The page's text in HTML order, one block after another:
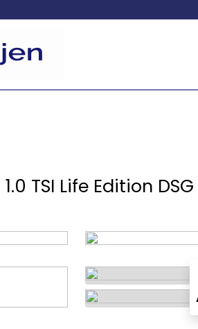
1.0 TSI Life Edition DSG